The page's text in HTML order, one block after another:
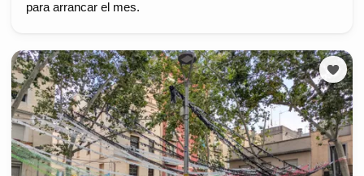
para arrancar el mes.